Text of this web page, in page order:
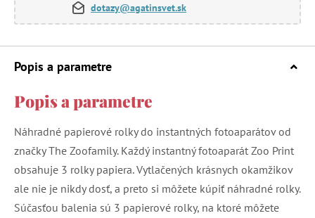
dotazy@agatinsvet.sk
Popis a parametre
Popis a parametre
Náhradné papierové rolky do instantných fotoaparátov od
značky The Zoofamily. Každý instantný fotoaparát Zoo Print
obsahuje 3 rolky papiera. Vytlačených krásnych okamžikov
ale nie je nikdy dosť, a preto si môžete kúpiť náhradné rolky.
Súčasťou balenia sú 3 papierové rolky, na ktoré môžete